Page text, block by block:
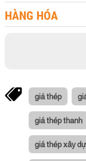
HÀNG HÓA
giá thép
giá thép thanh
giá thép xây